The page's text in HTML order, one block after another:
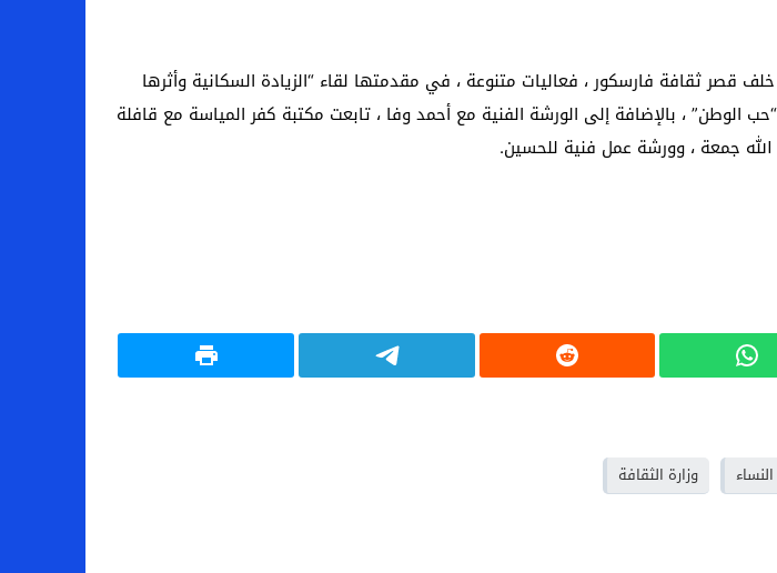
ثقافة فارسكور ، فعاليات متنوعة ، في مقدمتها لقاء “الزيادة السكانية وأثرها
الوطن” ، بالإضافة إلى الورشة الفنية مع أحمد وفا ، تابعت مكتبة كفر المياسة مع قافلة
جمعة ، وورشة عمل فنية للحسين.
وزارة الثقافة